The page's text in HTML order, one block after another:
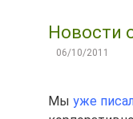
Новости
06/10/2011
Мы уже